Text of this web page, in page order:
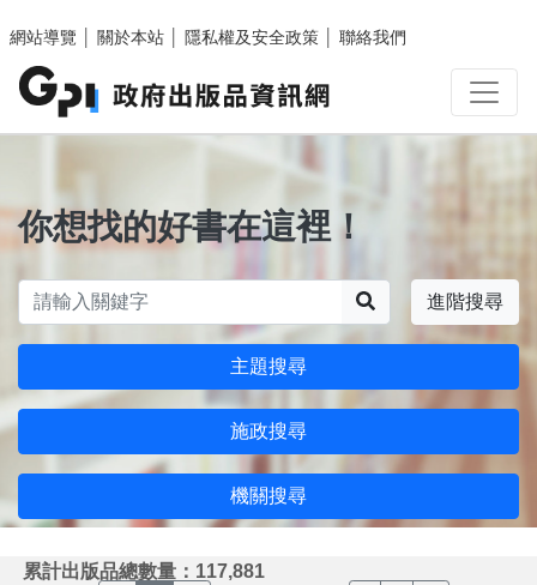
網站導覽
關於本站 隱私權及安全政策 聯絡我們
你想找的好書在這裡！
進階搜尋
主題搜尋
施政搜尋
機關搜尋
累計出版品總數量：117,881